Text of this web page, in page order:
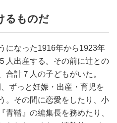
るものだ
になった1916年から1923年
人出産する。その前に辻との
合計７人の子どもがいた。
ずっと妊娠・出産・育児を
。その間に恋愛をしたり、小
青鞜』の編集長を務めたり、